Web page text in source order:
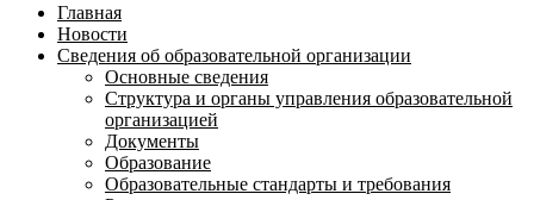
Главная
Новости
Сведения об образовательной организации
Основные сведения
Структура и органы управления образовательной
организацией
Документы
Образование
Образовательные стандарты и требования